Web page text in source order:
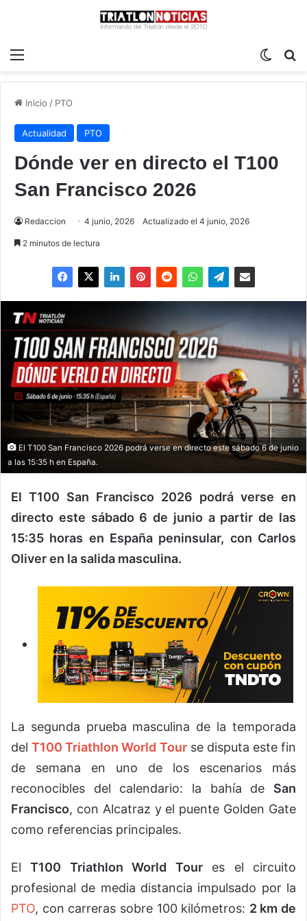
Inicio / PTO
Actualidad PTO
Dónde ver en directo el T100
San Francisco 2026
Redaccion 4 junio, 2026 Actualizado el 4 junio, 2026
2 minutos de lectura
El T100 San Francisco 2026 podrá verse en directo este sábado 6 de junio
a las 15:35 h en España.
El T100 San Francisco 2026 podrá verse en
directo este sábado 6 de junio a partir de las
15:35 horas en España peninsular, con Carlos
Oliver en la salida masculina.
La segunda prueba masculina de la temporada
delT100 Triathlon World Tourse disputa este fin
de semana en uno de los escenarios más
reconocibles del calendario: la bahía de San
Francisco, con Alcatraz y el puente Golden Gate
como referencias principales.
ElT100 Triathlon World Toures el circuito
profesional de media distancia impulsado por la
PTO, con carreras sobre 100 kilómetros: 2 km de